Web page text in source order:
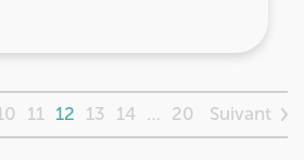
11 12 13 14 … 20 Suivant